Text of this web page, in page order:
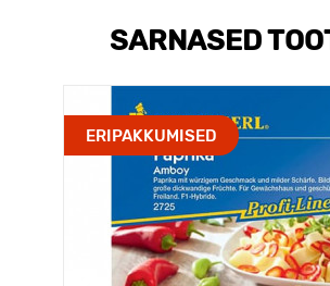
SARNASED
ERIPAKKUMISED